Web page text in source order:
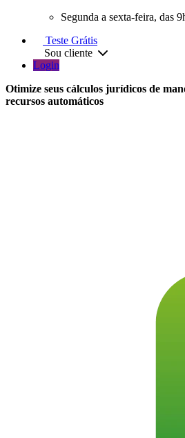
Segunda a sexta-feira, das
Teste Grátis
Sou cliente
Login
Otimize seus cálculos jurídicos de
recursos automáticos